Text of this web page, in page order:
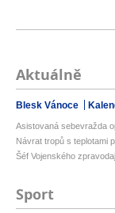
Aktuálně
Blesk Vánoce
Asistovaná sebevražda
Návrat tropů s teplotami
Šéf Vojenského
Sport